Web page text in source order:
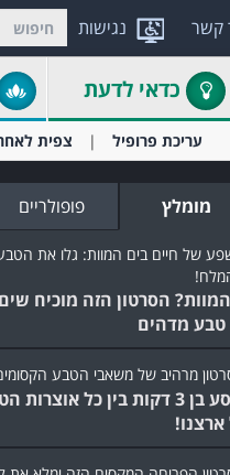
נגישות קשר
כדאי לדעת
עריכת פרופיל צפית
מומלץ פופולריים
הסרטון הזה מוכיח
טבע מדהים
למסע בן 3 דקות בין כל